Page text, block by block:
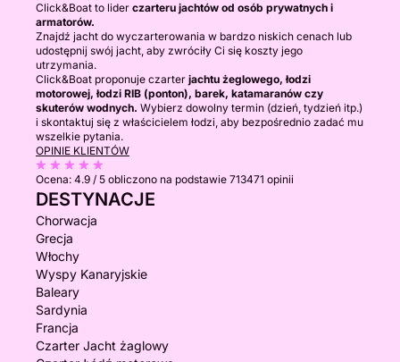
Click&Boat to lider czarteru jachtów od osób prywatnych i
armatorów.
Znajdź jacht do wyczarterowania w bardzo niskich cenach lub
udostępnij swój jacht, aby zwróciły Ci się koszty jego
utrzymania.
Click&Boat proponuje czarter jachtu żeglowego, łodzi
motorowej, łodzi RIB (ponton), barek, katamaranów czy
skuterów wodnych. Wybierz dowolny termin (dzień, tydzień itp.)
i skontaktuj się z właścicielem łodzi, aby bezpośrednio zadać mu
wszelkie pytania.
OPINIE KLIENTÓW
Ocena: 4.9 / 5 obliczono na podstawie 713471 opinii
DESTYNACJE
Chorwacja
Grecja
Włochy
Wyspy Kanaryjskie
Baleary
Sardynia
Francja
Czarter Jacht żaglowy